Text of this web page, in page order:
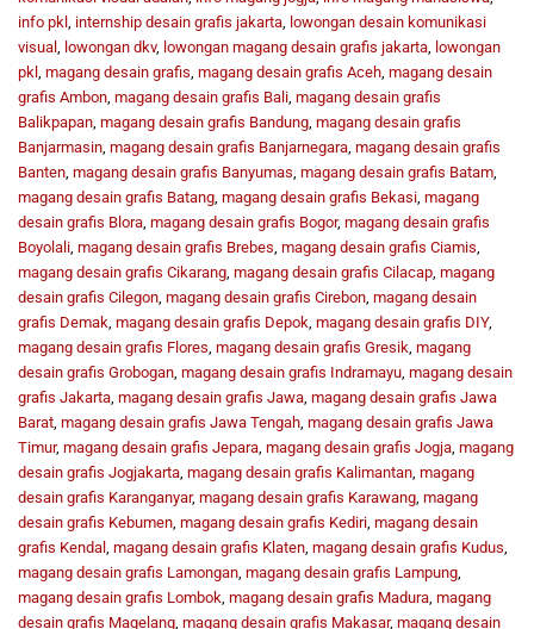
info pkl , internship desain grafis jakarta, lowongan desain komunikasi
visual , lowongan dkv, lowongan magang desain grafis jakarta, lowongan
pkl , magang desain grafis, magang desain grafis Aceh, magang desain
grafis Ambon, magang desain grafis Bali, magang desain grafis
Balikpapan, magang desain grafis Bandung, magang desain grafis
Banjarmasin, magang desain grafis Banjarnegara, magang desain grafis
Banten, magang desain grafis Banyumas, magang desain grafis Batam,
magang desain grafis Batang, magang desain grafis Bekasi, magang
desain grafis Blora, magang desain grafis Bogor, magang desain grafis
Boyolali, magang desain grafis Brebes, magang desain grafis Ciamis,
magang desain grafis Cikarang, magang desain grafis Cilacap, magang
desain grafis Cilegon, magang desain grafis Cirebon, magang desain
grafis Demak, magang desain grafis Depok, magang desain grafis DIY,
magang desain grafis Flores, magang desain grafis Gresik, magang
desain grafis Grobogan, magang desain grafis Indramayu, magang desain
grafis Jakarta, magang desain grafis Jawa, magang desain grafis Jawa
Barat, magang desain grafis Jawa Tengah, magang desain grafis Jawa
Timur, magang desain grafis Jepara, magang desain grafis Jogja, magang
desain grafis Jogjakarta, magang desain grafis Kalimantan, magang
desain grafis Karanganyar, magang desain grafis Karawang, magang
desain grafis Kebumen, magang desain grafis Kediri, magang desain
grafis Kendal , magang desain grafis Klaten, magang desain grafis Kudus,
magang desain grafis Lamongan, magang desain grafis Lampung,
magang desain grafis Lombok, magang desain grafis Madura, magang
desain grafis Magelang, magang desain grafis Makasar, magang desain